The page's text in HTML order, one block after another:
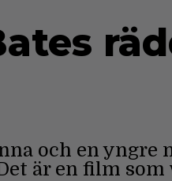
och en yngre
är en film